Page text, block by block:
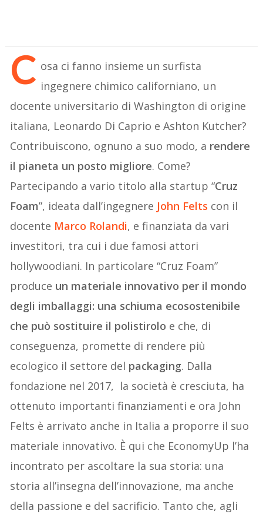
C osa ci fanno insieme un surfista
ingegnere chimico californiano, un
docente universitario di Washington di origine
italiana, Leonardo Di Caprio e Ashton Kutcher?
Contribuiscono, ognuno a suo modo, a rendere
il pianeta un posto migliore. Come?
Partecipando a vario titolo alla startup “Cruz
Foam”, ideata dall’ingegnere John Felts con il
docente Marco Rolandi, e finanziata da vari
investitori, tra cui i due famosi attori
hollywoodiani. In particolare “Cruz Foam”
produce un materiale innovativo per il mondo
degli imballaggi: una schiuma ecosostenibile
che può sostituire il polistirolo e che, di
conseguenza, promette di rendere più
ecologico il settore del packaging. Dalla
fondazione nel 2017, la società è cresciuta, ha
ottenuto importanti finanziamenti e ora John
Felts è arrivato anche in Italia a proporre il suo
materiale innovativo. È qui che EconomyUp l’ha
incontrato per ascoltare la sua storia: una
storia all’insegna dell’innovazione, ma anche
della passione e del sacrificio. Tanto che, agli